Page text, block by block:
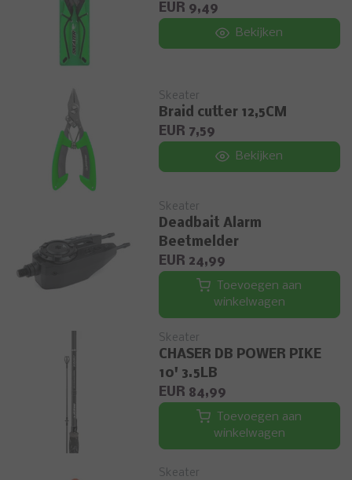
EUR 9,49
Bekijken
Skeater
Braid cutter 12,5CM
EUR 7,59
Bekijken
Skeater
Deadbait Alarm
Beetmelder
EUR 24,99
Toevoegen aan
winkelwagen
Skeater
CHASER DB POWER PIKE
10' 3.5LB
EUR 84,99
Toevoegen aan
winkelwagen
Skeater